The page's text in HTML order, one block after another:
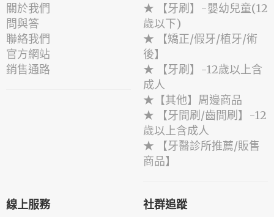
關於我們
問與答
聯絡我們
官方網站
銷售通路
★ 【牙刷】-嬰幼兒童(12
歲以下)
★ 【矯正/假牙/植牙/術
後】
★ 【牙刷】-12歲以上含
成人
★【其他】周邊商品
★ 【牙間刷/齒間刷】-12
歲以上含成人
★ 【牙醫診所推薦/販售
商品】
線上服務 社群追蹤